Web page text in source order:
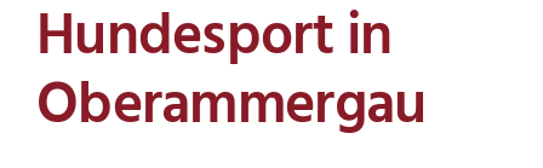
Hundesport in
Oberammergau